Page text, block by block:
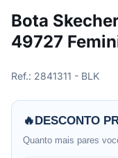
Bota
49727
Ref.: 2841311 - BLK
🔥DESCONTO
Quanto mais pares